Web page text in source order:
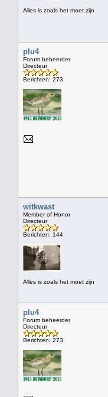
Alles is zoals het moet zijn
plu4
Forum beheerder
Directeur
Berichten: 273
witkwast
Member of Honor
Directeur
Berichten: 144
Alles is zoals het moet zijn
plu4
Forum beheerder
Directeur
Berichten: 273